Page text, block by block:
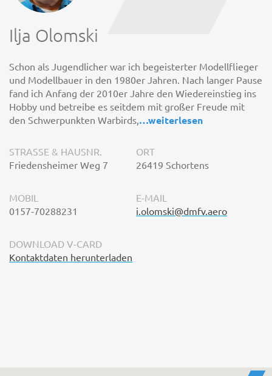
Ilja Olomski
Schon als Jugendlicher war ich begeisterter Modellflieger
und Modellbauer in den 1980er Jahren. Nach langer Pause
fand ich Anfang der 2010er Jahre den Wiedereinstieg ins
Hobby und betreibe es seitdem mit großer Freude mit
den Schwerpunkten Warbirds,…weiterlesen
STRASSE & HAUSNR.
Friedensheimer Weg 7
ORT
26419 Schortens
MOBIL
0157-70288231
E-MAIL
i.olomski@dmfv.aero
DOWNLOAD V-CARD
Kontaktdaten herunterladen